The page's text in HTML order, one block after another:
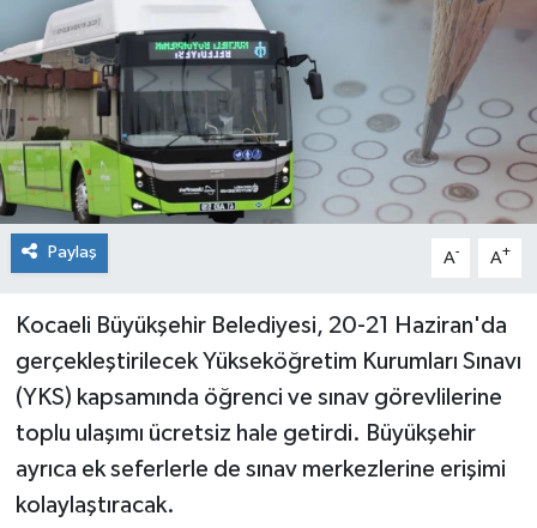
Paylaş A- A+
Kocaeli Büyükşehir Belediyesi, 20-21 Haziran'da
gerçekleştirilecek Yükseköğretim Kurumları Sınavı
(YKS) kapsamında öğrenci ve sınav görevlilerine
toplu ulaşımı ücretsiz hale getirdi. Büyükşehir
ayrıca ek seferlerle de sınav merkezlerine erişimi
kolaylaştıracak.